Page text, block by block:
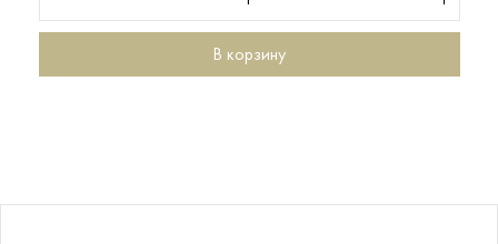
В корзину